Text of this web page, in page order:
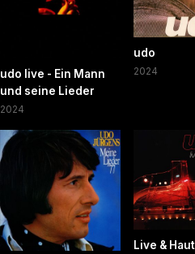
udo live - Ein Mann
und seine Lieder
2024
udo
2024
Live &